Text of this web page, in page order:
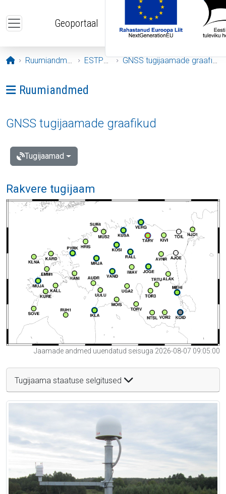
Geoportaal
Avaleht
Ruumiandmed ESTPOS GNSS tugijaamade graafikud
Ava menüü: Ruumiandmed
Ruumiandmed
GNSS tugijaamade graafikud
Tugijaamad
Rakvere tugijaam
Jaamade andmed uuendatud seisuga 2026-08-07 09:05:00
Tugijaama staatuse selgitused